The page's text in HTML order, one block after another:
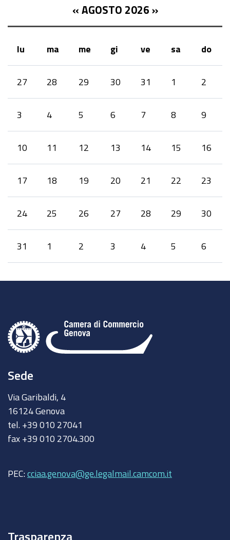
« AGOSTO 2026 »
lu ma me gi ve sa do
27 28 29 30 31 1 2
3 4 5 6 7 8 9
10 11 12 13 14 15 16
17 18 19 20 21 22 23
24 25 26 27 28 29 30
31 1 2 3 4 5 6
Sede
Via Garibaldi, 4
16124 Genova
tel. +39 010 27041
fax +39 010 2704.300
PEC: cciaa.genova@ge.legalmail.camcom.it
Trasparenza